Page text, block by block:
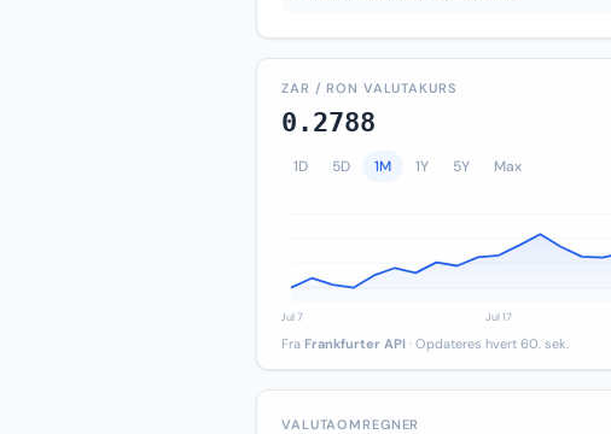
ZAR / RON VALUTAKURS
0.2788
1D 5D 1M 1Y 5Y Max
Fra Frankfurter API · Opdateres hvert 60. sek.
VALUTAOMREGNER